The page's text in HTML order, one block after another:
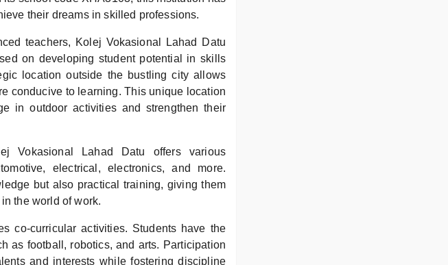
their dreams in skilled professions.
teachers, Kolej Vokasional Lahad Datu
on developing student potential in skills
location outside the bustling city allows
conducive to learning. This unique location
in outdoor activities and strengthen their
Vokasional Lahad Datu offers various
electrical, electronics, and more.
but also practical training, giving them
the world of work.
co-curricular activities. Students have the
as football, robotics, and arts. Participation
and interests while fostering discipline